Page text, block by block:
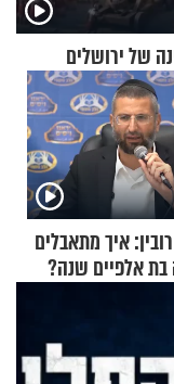
של ירושלים
איך מתאבלים
בת אלפיים שנה?